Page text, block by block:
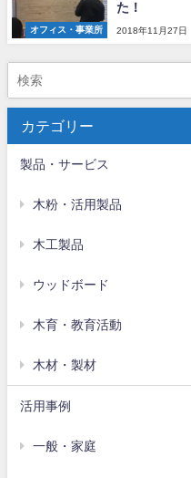
オフィス・事業所
た！
2018年11月27日
カテゴリー
製品・サービス
木粉・活用製品
木工製品
ウッドボード
木育・教育活動
木材・製材
活用事例
一般・家庭